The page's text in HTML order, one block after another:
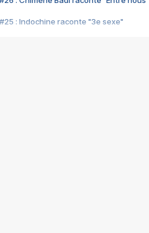
#25 : Indochine raconte "3e sexe"